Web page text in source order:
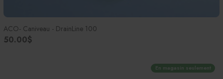
ACO- Caniveau - DrainLine 100
50.00$
En magasin seulement